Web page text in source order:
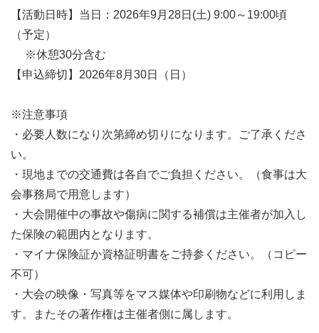
【活動日時】当日：2026年9月28日(土) 9:00～19:00頃
（予定）
※休憩30分含む
【申込締切】2026年8月30日（日）
※注意事項
・必要人数になり次第締め切りになります。ご了承くださ
い。
・現地までの交通費は各自でご負担ください。（食事は大
会事務局で用意します）
・大会開催中の事故や傷病に関する補償は主催者が加入し
た保険の範囲内となります。
・マイナ保険証か資格証明書をご持参ください。（コピー
不可）
・大会の映像・写真等をマス媒体や印刷物などに利用しま
す。またその著作権は主催者側に属します。